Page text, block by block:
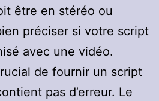
être en stéréo ou
préciser si votre script
avec une vidéo.
de fournir un script
pas d’erreur. Le